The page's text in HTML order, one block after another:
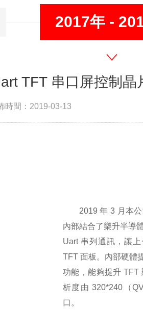
2017年 -
TFT 串口屏控制晶
時間：2019-03-13
2019 年 3 月本
內部結合了樂升半導
Uart 串列通訊，讓
TFT面板 。內部硬體
功能，能夠提升 TFT
析度由 320*240（
口。